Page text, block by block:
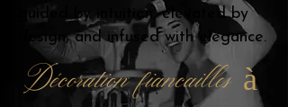
guided by intuition, elevated by
design, and infused with elegance.
Décoration fiancailles à